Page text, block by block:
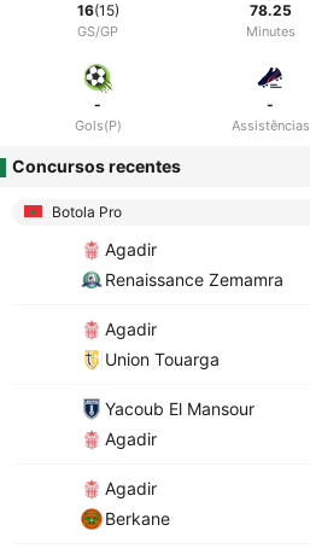
16(15)
GS/GP
78.25
Minutes
-
Gols(P)
-
Assistências
Concursos recentes
Botola Pro
Agadir
Renaissance Zemamra
Agadir
Union Touarga
Yacoub El Mansour
Agadir
Agadir
Berkane